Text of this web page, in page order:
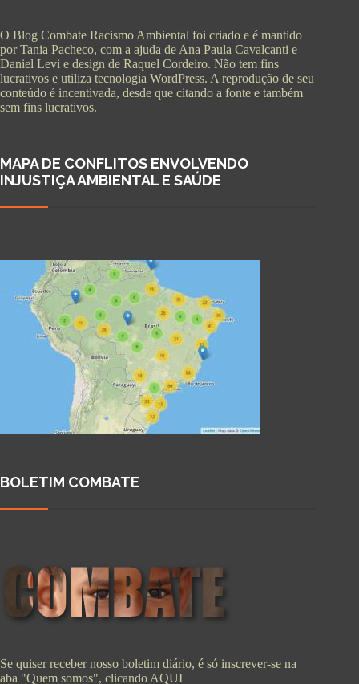
O Blog Combate Racismo Ambiental foi criado e é mantido
por Tania Pacheco, com a ajuda de Ana Paula Cavalcanti e
Daniel Levi e design de Raquel Cordeiro. Não tem fins
lucrativos e utiliza tecnologia WordPress. A reprodução de seu
conteúdo é incentivada, desde que citando a fonte e também
sem fins lucrativos.
MAPA DE CONFLITOS ENVOLVENDO
INJUSTIÇA AMBIENTAL E SAÚDE
BOLETIM COMBATE
Se quiser receber nosso boletim diário, é só inscrever-se na
aba "Quem somos", clicando AQUI